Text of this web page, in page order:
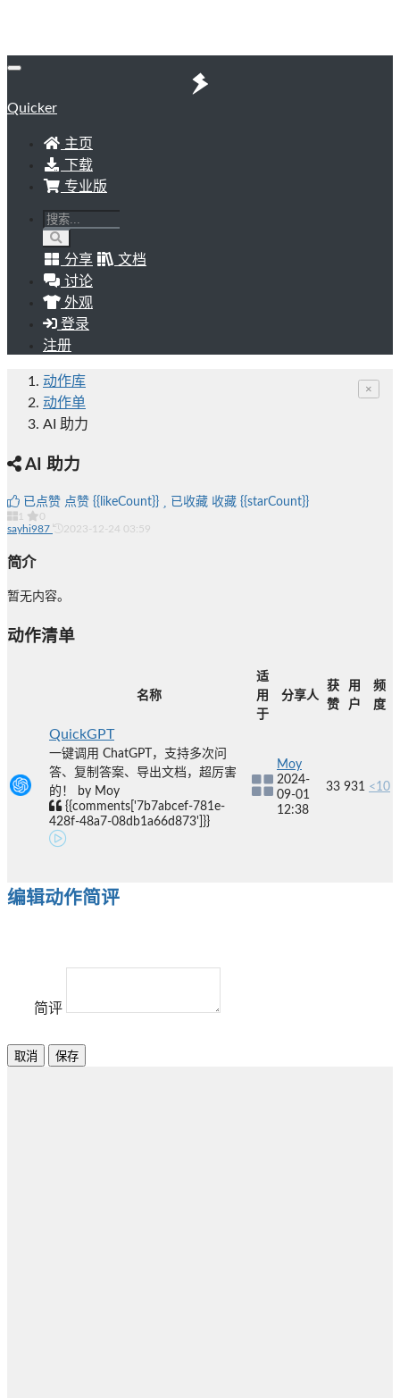
Quicker
主页
下载
专业版
分享
文档
讨论
外观
登录
注册
动作库
动作单
AI 助力
AI 助力
已点赞 点赞 {{likeCount}} 已收藏 收藏 {{starCount}}
1
0
sayhi987
2023-12-24 03:59
简介
暂无内容。
动作清单
名称
适
用
于
分享人
获
赞
用
户
频
度
QuickGPT
一键调用 ChatGPT，支持多次问
答、复制答案、导出文档，超厉害
的！ by Moy
{{comments['7b7abcef-781e-
428f-48a7-08db1a66d873']}}
Moy
2024-
09-01
12:38
33 931 <10
编辑动作简评
×
简评
取消 保存